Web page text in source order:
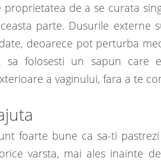
proprietatea de a se curata
parte. Dusurile
deoarece pot perturba
sa folosesti un sapun
a vaginului, fara a te
foarte bune ca sa-ti
varsta, mai ales inainte